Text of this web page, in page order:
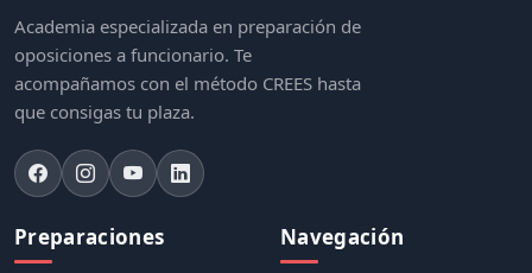
Academia especializada en preparación de
oposiciones a funcionario. Te
acompañamos con el método CREES hasta
que consigas tu plaza.
Preparaciones Navegación